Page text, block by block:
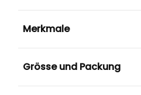
Merkmale
Grösse und Packung